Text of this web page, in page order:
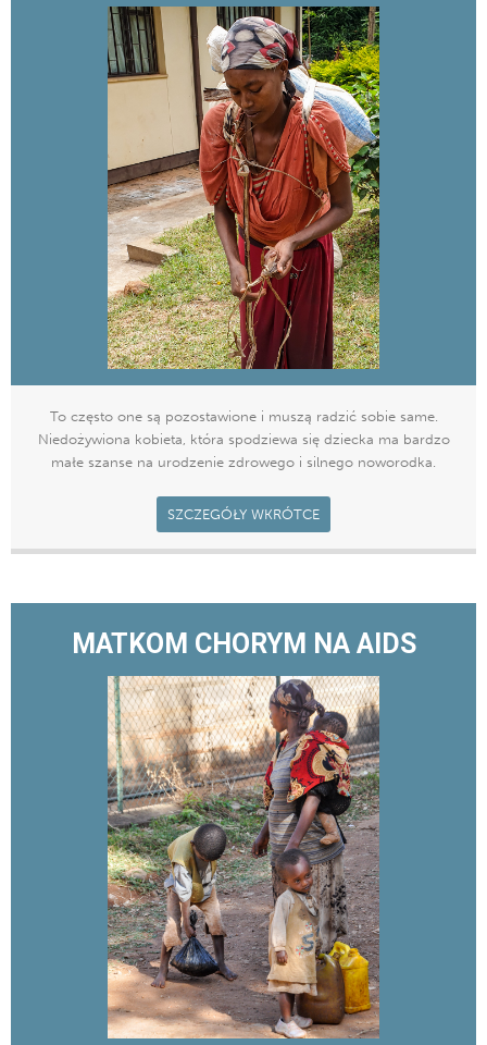
To często one są pozostawione i muszą radzić sobie same.
Niedożywiona kobieta, która spodziewa się dziecka ma bardzo
małe szanse na urodzenie zdrowego i silnego noworodka.
SZCZEGÓŁY WKRÓTCE
MATKOM CHORYM NA AIDS